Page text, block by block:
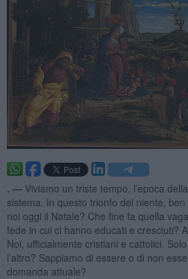
. — Viviamo un triste tempo, l’epoca
sistema. In questo trionfo del niente, ben
noi oggi il Natale? Che fine fa quella
fede in cui ci hanno educati e cresciuti?
Noi, ufficialmente cristiani e cattolici.
l’altro? Sappiamo di essere o di non
domanda attuale?